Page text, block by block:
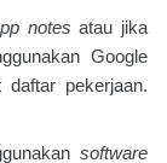
notes atau jika
Google
pekerjaan.
software